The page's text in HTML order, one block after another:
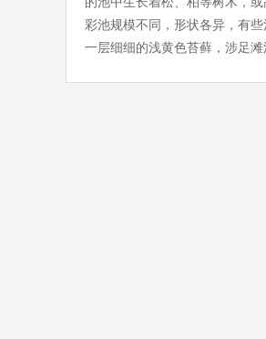
彩池规模不同，形状各异，有
一层细细的浅黄色苔藓，涉足